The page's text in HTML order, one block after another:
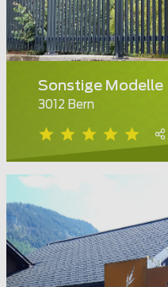
Sonstige Modelle
3012 Bern